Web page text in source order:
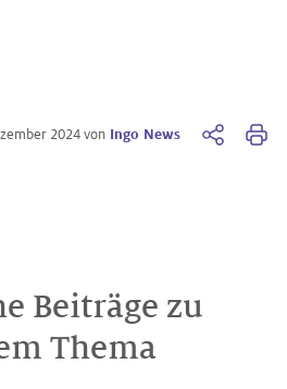
2024 von Ingo News
Beiträge zu
Thema